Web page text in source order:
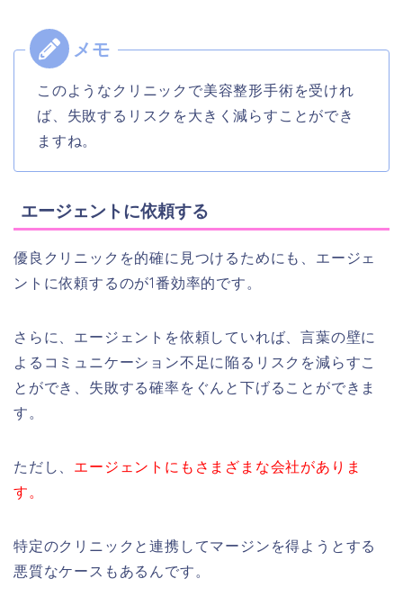
このようなクリニックで美容整形手術を受けれ
ば、失敗するリスクを大きく減らすことができ
ますね。
エージェントに依頼する
優良クリニックを的確に見つけるためにも、エージェ
ントに依頼するのが1番効率的です。
さらに、エージェントを依頼していれば、言葉の壁に
よるコミュニケーション不足に陥るリスクを減らすこ
とができ、失敗する確率をぐんと下げることができま
す。
ただし、 エージェントにもさまざまな会社がありま
す。
特定のクリニックと連携してマージンを得ようとする
悪質なケースもあるんです。